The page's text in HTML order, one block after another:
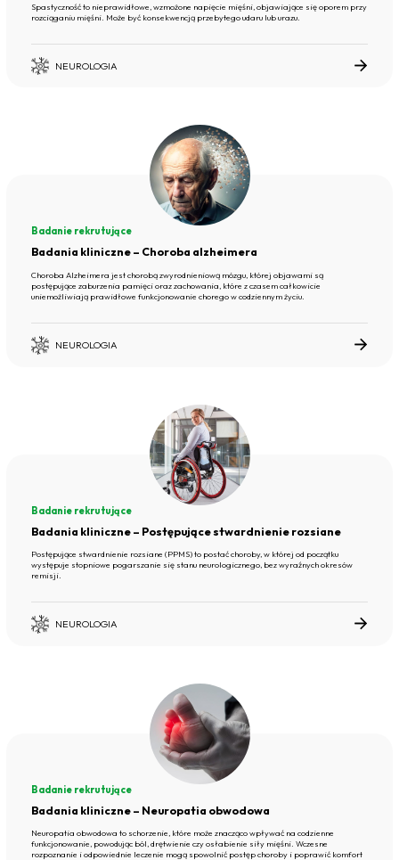
Spastyczność to nieprawidłowe, wzmożone napięcie mięśni, objawiające się oporem przy
rozciąganiu mięśni. Może być konsekwencją przebytego udaru lub urazu.
NEUROLOGIA
Badanie rekrutujące
Badania kliniczne – Choroba alzheimera
Choroba Alzheimera jest chorobą zwyrodnieniową mózgu, której objawami są
postępujące zaburzenia pamięci oraz zachowania, które z czasem całkowicie
uniemożliwiają prawidłowe funkcjonowanie chorego w codziennym życiu.
NEUROLOGIA
Badanie rekrutujące
Badania kliniczne – Postępujące stwardnienie rozsiane
Postępujące stwardnienie rozsiane (PPMS) to postać choroby, w której od początku
występuje stopniowe pogarszanie się stanu neurologicznego, bez wyraźnych okresów
remisji.
NEUROLOGIA
Badanie rekrutujące
Badania kliniczne – Neuropatia obwodowa
Neuropatia obwodowa to schorzenie, które może znacząco wpływać na codzienne
funkcjonowanie, powodując ból, drętwienie czy osłabienie siły mięśni. Wczesne
rozpoznanie i odpowiednie leczenie mogą spowolnić postęp choroby i poprawić komfort